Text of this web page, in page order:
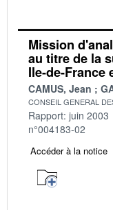
Mission
au titre de la
Ile-de-France
CAMUS, Jean
CONSEIL GENERAL
Rapport: juin 2003
n°004183-02
Accéder à la notice